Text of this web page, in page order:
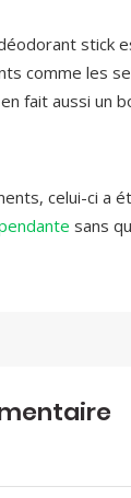
stick
comme les
fait aussi un
celui-ci a
sans